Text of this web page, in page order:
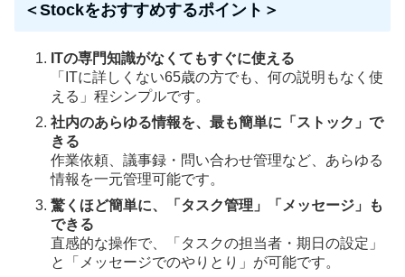
＜Stockをおすすめするポイント＞
ITの専門知識がなくてもすぐに使える
「ITに詳しくない65歳の方でも、何の説明もなく使
える」程シンプルです。
社内のあらゆる情報を、最も簡単に「ストック」で
きる
作業依頼、議事録・問い合わせ管理など、あらゆる
情報を一元管理可能です。
驚くほど簡単に、「タスク管理」「メッセージ」も
できる
直感的な操作で、「タスクの担当者・期日の設定」
と「メッセージでのやりとり」が可能です。